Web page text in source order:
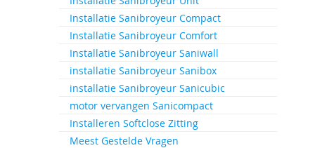
Installatie Sanibroyeur Compact
Installatie Sanibroyeur Comfort
Installatie Sanibroyeur Saniwall
installatie Sanibroyeur Sanibox
installatie Sanibroyeur Sanicubic
motor vervangen Sanicompact
Installeren Softclose Zitting
Meest Gestelde Vragen